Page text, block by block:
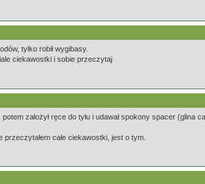
tylko robił wygibasy.
ciekawostki i sobie przeczytaj
założył ręce do tyłu i udawał spokony spacer
całe ciekawostki, jest o tym.